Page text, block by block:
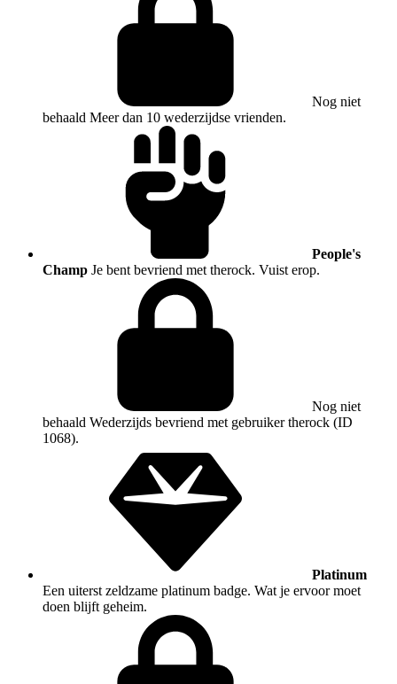
Nog niet
behaald Meer dan 10 wederzijdse vrienden.
People's
Champ Je bent bevriend met therock. Vuist erop.
Nog niet
behaald Wederzijds bevriend met gebruiker therock (ID
1068).
Platinum
Een uiterst zeldzame platinum badge. Wat je ervoor moet
doen blijft geheim.